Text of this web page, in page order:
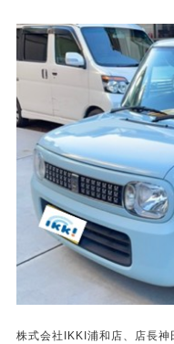
株式会社IKKI浦和店、店長神